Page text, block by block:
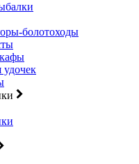
болотоходы
удочек